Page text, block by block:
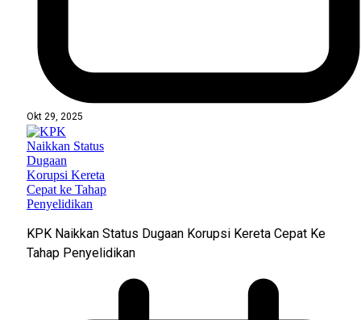
Okt 29, 2025
KPK Naikkan Status Dugaan Korupsi Kereta Cepat Ke
Tahap Penyelidikan